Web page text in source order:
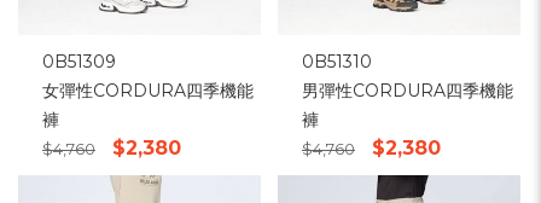
0B51309
女彈性CORDURA四季機能
褲
$4,760 $2,380
0B51310
男彈性CORDURA四季機能
褲
$4,760 $2,380